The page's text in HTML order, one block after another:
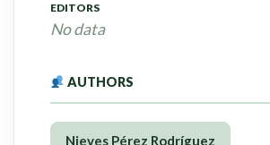
EDITORS
No data
AUTHORS
Nieves Pérez Rodríguez